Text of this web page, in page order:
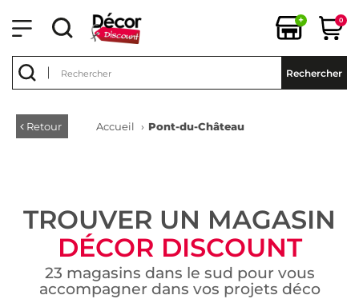
+ 0
Rechercher
Retour Accueil › Pont-du-Château
TROUVER UN MAGASIN
DÉCOR DISCOUNT
23 magasins dans le sud pour vous
accompagner dans vos projets déco